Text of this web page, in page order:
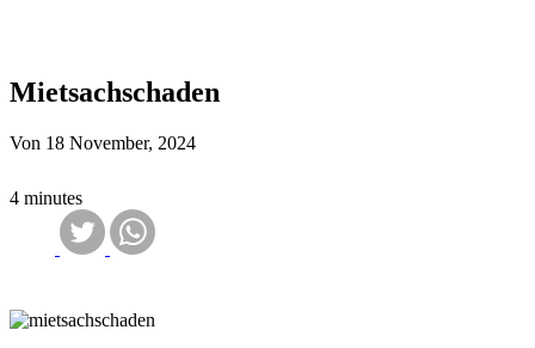
Mietsachschaden
Von 18 November, 2024
4 minutes